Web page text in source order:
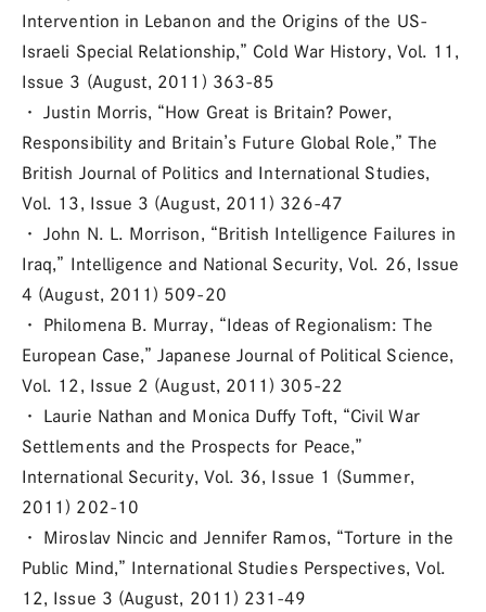
Intervention in Lebanon and the Origins of the US-
Israeli Special Relationship,” Cold War History, Vol. 11,
Issue 3 (August, 2011) 363-85
・ Justin Morris, “How Great is Britain? Power,
Responsibility and Britain’s Future Global Role,” The
British Journal of Politics and International Studies,
Vol. 13, Issue 3 (August, 2011) 326-47
・ John N. L. Morrison, “British Intelligence Failures in
Iraq,” Intelligence and National Security, Vol. 26, Issue
4 (August, 2011) 509-20
・ Philomena B. Murray, “Ideas of Regionalism: The
European Case,” Japanese Journal of Political Science,
Vol. 12, Issue 2 (August, 2011) 305-22
・ Laurie Nathan and Monica Duffy Toft, “Civil War
Settlements and the Prospects for Peace,”
International Security, Vol. 36, Issue 1 (Summer,
2011) 202-10
・ Miroslav Nincic and Jennifer Ramos, “Torture in the
Public Mind,” International Studies Perspectives, Vol.
12, Issue 3 (August, 2011) 231-49